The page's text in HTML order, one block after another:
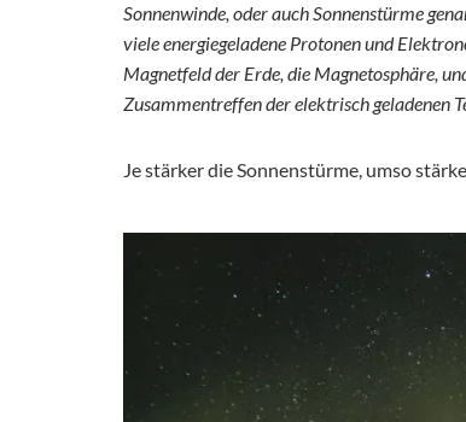
Sonnenwinde, oder auch Sonnenstürme
viele energiegeladene Protonen und
Magnetfeld der Erde, die Magnetosphäre,
Zusammentreffen der elektrisch geladenen
Je stärker die Sonnenstürme, umso